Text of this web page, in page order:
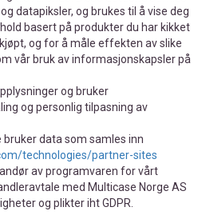
datapiksler, og brukes til å vise deg
basert på produkter du har kikket
og for å måle effekten av slike
vår bruk av informasjonskapsler på
og bruker
og personlig tilpasning av
bruker data som samles inn
technologies/partner-sites
av programvaren for vårt
med Multicase Norge AS
og plikter iht GDPR.